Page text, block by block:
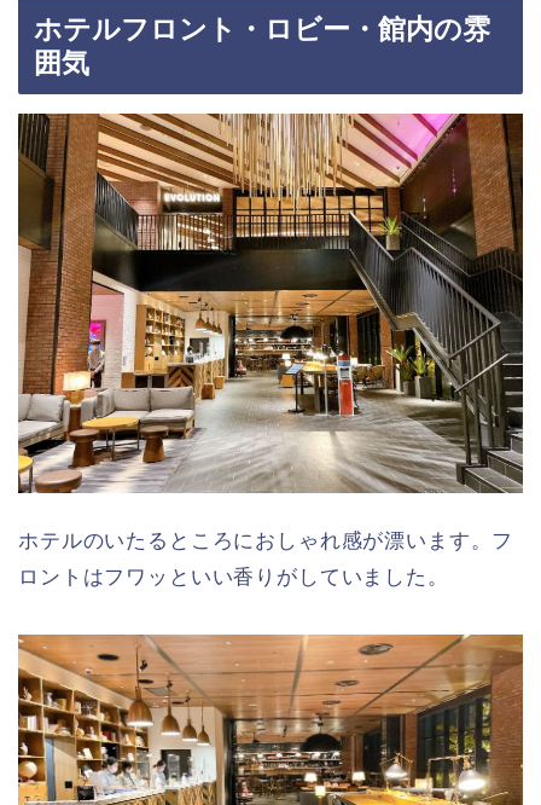
ホテルフロント・ロビー・館内の雰
囲気
ホテルのいたるところにおしゃれ感が漂います。フ
ロントはフワッといい香りがしていました。